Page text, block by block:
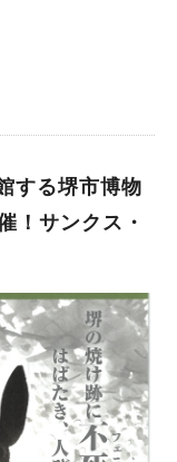
気いっぱい！からだ
浜寺公園管理事務所
イベン
て謎を解きたいです
解こう！ 堺市民に
して、非日常を味
する堺市博物
！サンクス・